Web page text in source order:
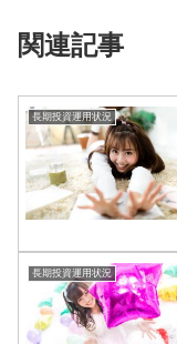
関連記事
長期投資運用状況
長期投資運用状況